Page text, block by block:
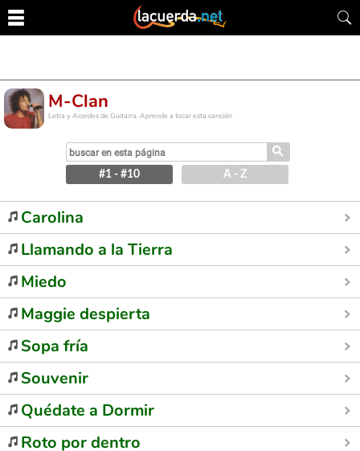
M-Clan
Letra y Acordes de Guitarra. Aprende a tocar esta canción
⚲
#1 - #10 A - Z
Carolina
Llamando a la Tierra
Miedo
Maggie despierta
Sopa fría
Souvenir
Quédate a Dormir
Roto por dentro